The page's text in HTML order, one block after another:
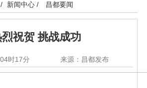
新闻中心/ 昌都要闻
祝贺 挑战成功
时17分 来源：昌都发布